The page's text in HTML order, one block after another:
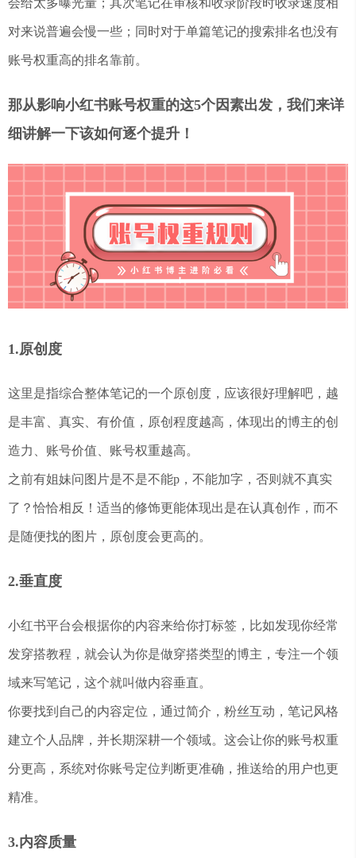
对来说普遍会慢一些；同时对于单篇笔记的搜索排名也没有
账号权重高的排名靠前。
那从影响小红书账号权重的这5个因素出发，我们来详
细讲解一下该如何逐个提升！
1.原创度
这里是指综合整体笔记的一个原创度，应该很好理解吧，越
是丰富、真实、有价值，原创程度越高，体现出的博主的创
造力、账号价值、账号权重越高。
之前有姐妹问图片是不是不能p，不能加字，否则就不真实
了？恰恰相反！适当的修饰更能体现出是在认真创作，而不
是随便找的图片，原创度会更高的。
2.垂直度
小红书平台会根据你的内容来给你打标签，比如发现你经常
发穿搭教程，就会认为你是做穿搭类型的博主，专注一个领
域来写笔记，这个就叫做内容垂直。
你要找到自己的内容定位，通过简介，粉丝互动，笔记风格
建立个人品牌，并长期深耕一个领域。这会让你的账号权重
分更高，系统对你账号定位判断更准确，推送给的用户也更
精准。
3.内容质量